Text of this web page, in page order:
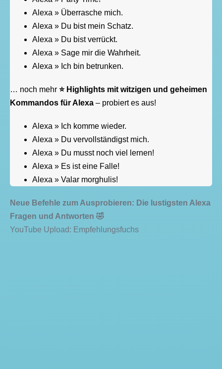
Alexa » Überrasche mich.
Alexa » Du bist mein Schatz.
Alexa » Du bist verrückt.
Alexa » Sage mir die Wahrheit.
Alexa » Ich bin betrunken.
… noch mehr ⭐️ Highlights mit witzigen und geheimen
Kommandos für Alexa – probiert es aus!
Alexa » Ich komme wieder.
Alexa » Du vervollständigst mich.
Alexa » Du musst noch viel lernen!
Alexa » Es ist eine Falle!
Alexa » Valar morghulis!
Neue Befehle zum Ausprobieren: Die lustigsten Alexa
Fragen und Antworten 🤣
YouTube Upload: Empfehlungsfuchs